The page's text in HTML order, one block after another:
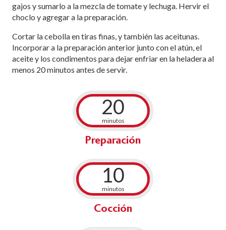
gajos y sumarlo a la mezcla de tomate y lechuga. Hervir el
choclo y agregar a la preparación.
Cortar la cebolla en tiras finas, y también las aceitunas.
Incorporar a la preparación anterior junto con el atún, el
aceite y los condimentos para dejar enfriar en la heladera al
menos 20 minutos antes de servir.
20
minutos
Preparación
10
minutos
Cocción